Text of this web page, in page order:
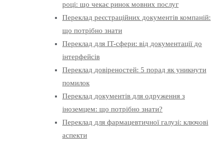
році: що чекає ринок мовних послуг
Переклад реєстраційних документів компаній:
що потрібно знати
Переклад для IT-сфери: від документації до
інтерфейсів
Переклад довіреностей: 5 порад як уникнути
помилок
Переклад документів для одруження з
іноземцем: що потрібно знати?
Переклад для фармацевтичної галузі: ключові
аспекти